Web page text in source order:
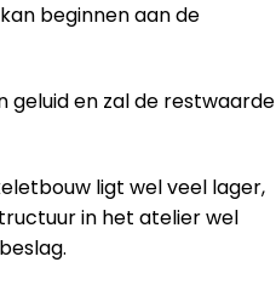
beginnen aan de
geluid en zal de restwaarde
ligt wel veel lager,
in het atelier wel